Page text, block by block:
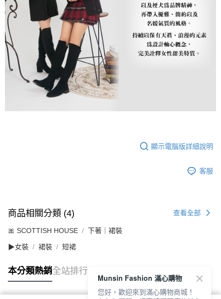
顯示電腦版詳細說明
客服
商品相關分類 (4) 查看全部
🎀 SCOTTISH HOUSE 下著｜裙裝
▶女裝 裙裝 短裙
本分類熱銷全站排行
Munsin Fashion 滿心購物
您好，歡迎來到滿心購物商城！